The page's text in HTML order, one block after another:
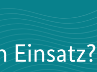
Einsatz?